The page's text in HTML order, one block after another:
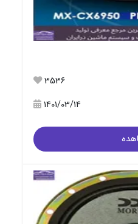
3536
1401/03/14